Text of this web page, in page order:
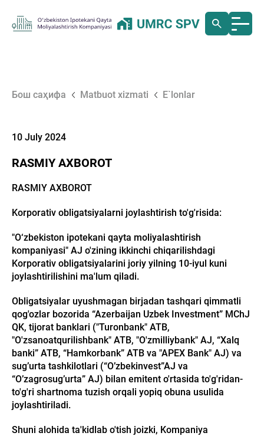
Бош саҳифа Matbuot xizmati E`lonlar
10 July 2024
RASMIY AXBOROT
RASMIY AXBOROT
Korporativ obligatsiyalarni joylashtirish to'g'risida:
"O‘zbekiston ipotekani qayta moliyalashtirish
kompaniyasi" AJ o'zining ikkinchi chiqarilishdagi
Korporativ obligatsiyalarini joriy yilning 10-iyul kuni
joylashtirilishini ma'lum qiladi.
Obligatsiyalar uyushmagan birjadan tashqari qimmatli
qog'ozlar bozorida “Azerbaijan Uzbek Investment” MChJ
QK, tijorat banklari ("Turonbank" ATB,
"O'zsanoatqurilishbank" ATB, "O'zmilliybank" AJ, “Xalq
banki” ATB, “Hamkorbank” ATB va "APEX Bank" AJ) va
sug’urta tashkilotlari (“O’zbekinvest”AJ va
“O’zagrosug’urta” AJ) bilan emitent o'rtasida to'g'ridan-
to'g'ri shartnoma tuzish orqali yopiq obuna usulida
joylashtiriladi.
Shuni alohida ta'kidlab o'tish joizki, Kompaniya